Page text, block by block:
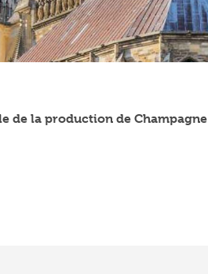
de la production de Champagne